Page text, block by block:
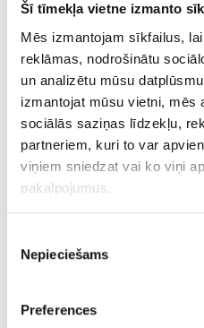
Šī tīmekļa vietne izmanto
Mēs izmantojam sīkfailus,
reklāmas, nodrošinātu
un analizētu mūsu
izmantojat mūsu vietni, mēs
sociālās saziņas līdzekļu,
partneriem, kuri to var
viņiem sniedzat vai ko viņi
pakalpojumus.
izvēle
Nepieciešams
Preferences
Sonniger durvju